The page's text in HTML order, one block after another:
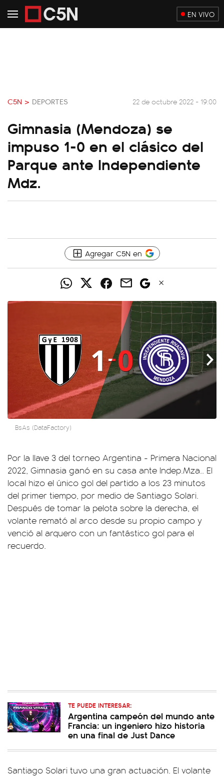
EN VIVO
C5N > DEPORTES 22 de octubre 2022 - 19:00
Gimnasia (Mendoza) se
impuso 1-0 en el clásico del
Parque ante Independiente
Mdz.
Agregar C5N en
BsAs (DataFactory)
Por la llave 3 del torneo Argentina - Primera Nacional
2022, Gimnasia ganó en su casa ante Indep.Mza.. El
local hizo el único gol del partido a los 23 minutos
del primer tiempo, por medio de Santiago Solari.
Después de tomar la pelota sobre la derecha, el
volante remató al arco desde su propio campo y
venció al arquero con un fantástico gol para el
recuerdo.
TE PUEDE INTERESAR:
Argentina campeón del mundo ante
Francia: un ingeniero hizo historia
en una final de Just Dance
Santiago Solari tuvo una gran actuación. El volante